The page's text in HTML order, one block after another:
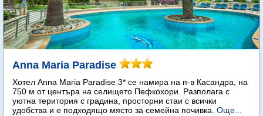
Anna Maria Paradise
Хотел Anna Maria Paradise 3* се намира на п-в Касандра, на
750 м от центъра на селището Пефкохори. Разполага с
уютна територия с градина, просторни стаи с всички
удобства и е подходящо място за семейна почивка. Още...